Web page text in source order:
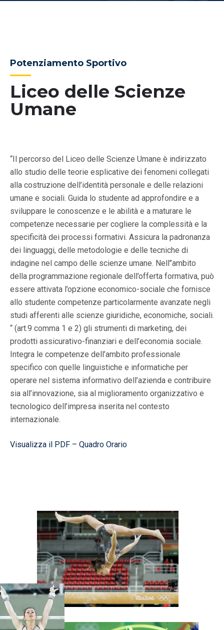
Liceo delle Scienze
Umane
Potenziamento Sportivo
“Il percorso del Liceo delle Scienze Umane è indirizzato
allo studio delle teorie esplicative dei fenomeni collegati
alla costruzione dell’identità personale e delle relazioni
umane e sociali. Guida lo studente ad approfondire e a
sviluppare le conoscenze e le abilità e a maturare le
competenze necessarie per cogliere la complessità e la
specificità dei processi formativi. Assicura la padronanza
dei linguaggi, delle metodologie e delle tecniche di
indagine nel campo delle scienze umane. Nell’’ambito
della programmazione regionale dell’offerta formativa, può
essere attivata l’opzione economico-sociale che fornisce
allo studente competenze particolarmente avanzate negli
studi afferenti alle scienze giuridiche, economiche, sociali.
“ (art.9 comma 1 e 2) gli strumenti di marketing, dei
prodotti assicurativo-finanziari e dell’economia sociale.
Integra le competenze dell’ambito professionale
specifico con quelle linguistiche e informatiche per
operare nel sistema informativo dell’azienda e contribuire
sia all’innovazione, sia al miglioramento organizzativo e
tecnologico dell’impresa inserita nel contesto
internazionale.
Visualizza il PDF – Quadro Orario